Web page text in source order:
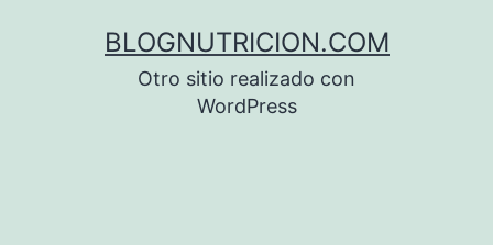
BLOGNUTRICION.COM
Otro sitio realizado con
WordPress